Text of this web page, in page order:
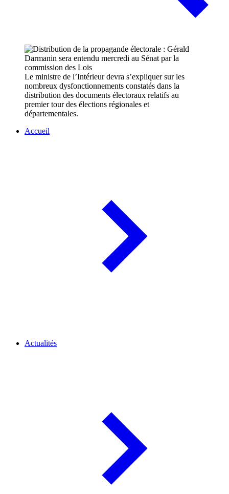
Le ministre de l’Intérieur devra s’expliquer sur les
nombreux dysfonctionnements constatés dans la
distribution des documents électoraux relatifs au
premier tour des élections régionales et
départementales.
Accueil
Actualités